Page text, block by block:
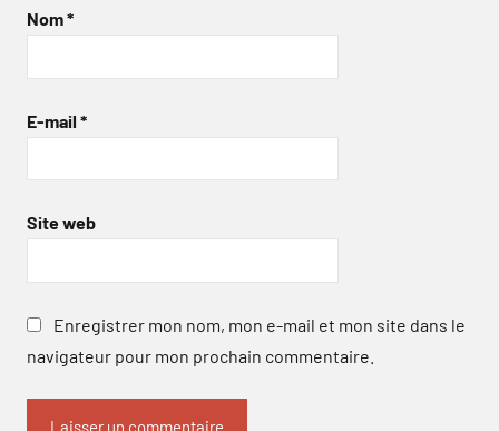
Nom*
E-mail *
Site web
Enregistrer mon nom, mon e-mail et mon site dans le
navigateur pour mon prochain commentaire.